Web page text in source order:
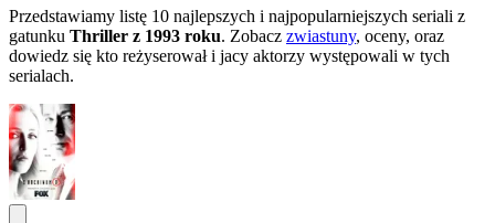
Przedstawiamy listę 10 najlepszych i najpopularniejszych seriali z
gatunku Thriller z 1993 roku. Zobacz zwiastuny, oceny, oraz
dowiedz się kto reżyserował i jacy aktorzy występowali w tych
serialach.